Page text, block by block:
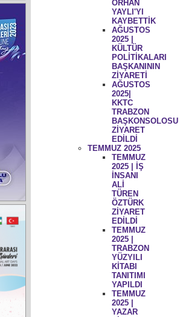
ORHAN
YAYLI'YI
KAYBETTİK
AĞUSTOS
2025 |
KÜLTÜR
POLİTİKALARI
BAŞKANININ
ZİYARETİ
AĞUSTOS
2025|
KKTC
TRABZON
BAŞKONSOLOSU
ZİYARET
EDİLDİ
TEMMUZ 2025
TEMMUZ
2025 | İŞ
İNSANI
ALİ
TÜREN
ÖZTÜRK
ZİYARET
EDİLDİ
TEMMUZ
2025 |
TRABZON
YÜZYILI
KİTABI
TANITIMI
YAPILDI
TEMMUZ
2025 |
YAZAR